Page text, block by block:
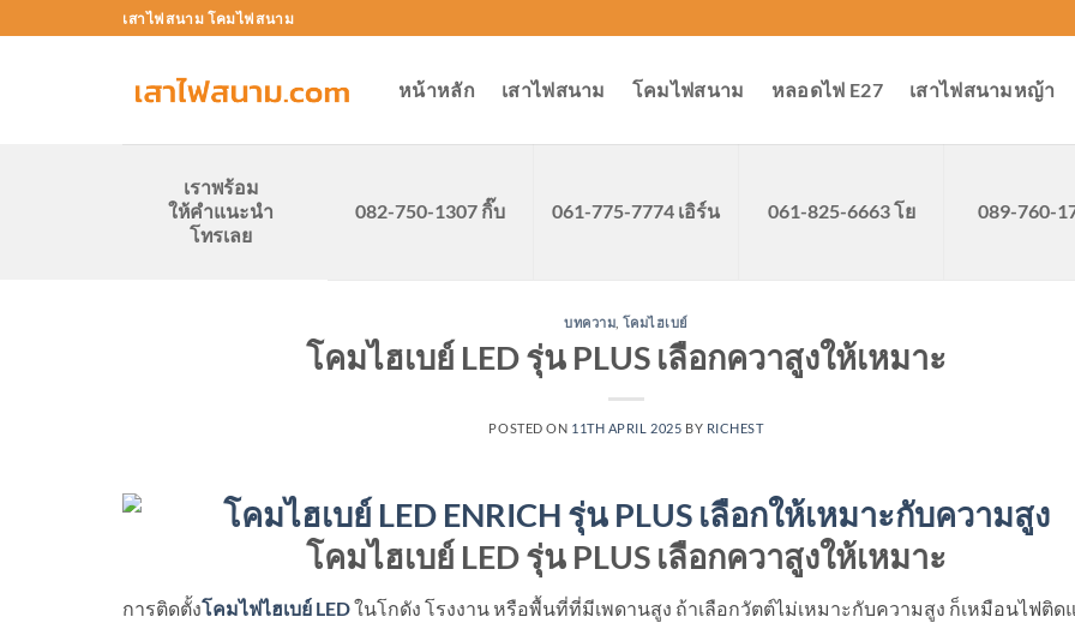
to
เสาไฟสนาม โคมไฟสนาม
หน้าหลัก เสาไฟสนาม โคมไฟสนาม หลอดไฟ E27 เสาไฟสนามหญ้า
เราพร้อม
ให้คำแนะนำ
โทรเลย
082-750-1307 กิ๊บ 061-775-7774 เอิร์น 061-825-6663 โย 089-760-
บทความ โคมไฮเบย์
โคมไฮเบย์ LED รุ่น PLUS เลือกควาสูงให้เหมาะ
POSTED ON 11TH APRIL 2025 BY RICHEST
โคมไฮเบย์ LED รุ่น PLUS เลือกควาสูงให้เหมาะ
การติดตั้งโคมไฟไฮเบย์ LEDในโกดัง โรงงาน หรือพื้นที่ที่มีเพดานสูง ถ้าเลือกวัตต์ไม่เหมาะกับความสูง ก็เหมือนไฟติด